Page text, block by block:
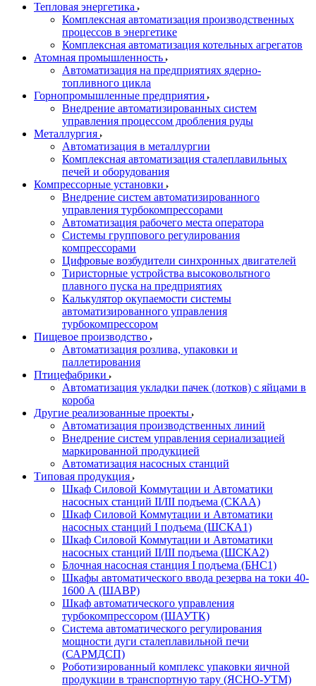
Тепловая энергетика
Комплексная автоматизация производственных
процессов в энергетике
Комплексная автоматизация котельных агрегатов
Атомная промышленность
Автоматизация на предприятиях ядерно-
топливного цикла
Горнопромышленные предприятия
Внедрение автоматизированных систем
управления процессом дробления руды
Металлургия
Автоматизация в металлургии
Комплексная автоматизация сталеплавильных
печей и оборудования
Компрессорные установки
Внедрение систем автоматизированного
управления турбокомпрессорами
Автоматизация рабочего места оператора
Системы группового регулирования
компрессорами
Цифровые возбудители синхронных двигателей
Тиристорные устройства высоковольтного
плавного пуска на предприятиях
Калькулятор окупаемости системы
автоматизированного управления
турбокомпрессором
Пищевое производство
Автоматизация розлива, упаковки и
паллетирования
Птицефабрики
Автоматизация укладки пачек (лотков) с яйцами в
короба
Другие реализованные проекты
Автоматизация производственных линий
Внедрение систем управления сериализацией
маркированной продукцией
Автоматизация насосных станций
Типовая продукция
Шкаф Силовой Коммутации и Автоматики
насосных станций II/III подъема (СКАА)
Шкаф Силовой Коммутации и Автоматики
насосных станций I подъема (ШСКА1)
Шкаф Силовой Коммутации и Автоматики
насосных станций II/III подъема (ШСКА2)
Блочная насосная станция I подъема (БНС1)
Шкафы автоматического ввода резерва на токи 40-
1600 А (ШАВР)
Шкаф автоматического управления
турбокомпрессором (ШАУТК)
Система автоматического регулирования
мощности дуги сталеплавильной печи
(САРМДСП)
Роботизированный комплекс упаковки яичной
продукции в транспортную тару (ЯСНО-УТМ)